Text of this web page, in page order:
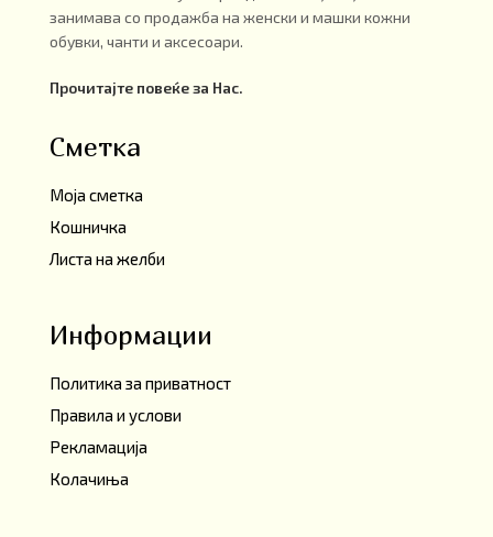
занимава со продажба на женски и машки кожни
обувки, чанти и аксесоари.
Прочитајте повеќе за Нас.
Сметка
Моја сметка
Кошничка
Листа на желби
Информации
Политика за приватност
Правила и услови
Рекламација
Колачиња